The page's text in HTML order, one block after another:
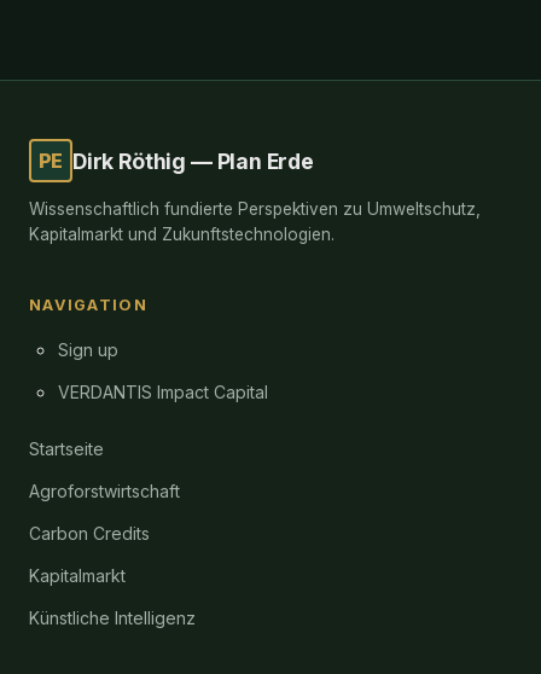
PE Dirk Röthig — Plan Erde
Wissenschaftlich fundierte Perspektiven zu Umweltschutz,
Kapitalmarkt und Zukunftstechnologien.
NAVIGATION
Sign up
VERDANTIS Impact Capital
Startseite
Agroforstwirtschaft
Carbon Credits
Kapitalmarkt
Künstliche Intelligenz